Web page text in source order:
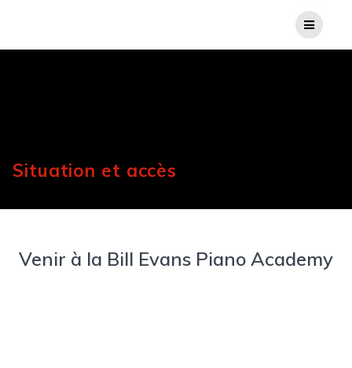
Situation et accès
Venir à la Bill Evans Piano Academy